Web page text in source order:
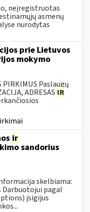
neįregistruotas
asmenų
nurodytas
prie Lietuvos
mokymo
PIRKIMUS Paslaugų
ADRESAS IR
ir
sandorius
skelbiama:
Darbuotojui pagal
įsigijus